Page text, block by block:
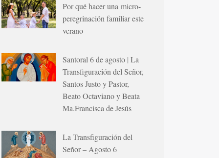
Por qué hacer una micro-
peregrinación familiar este
verano
Santoral 6 de agosto | La
Transfiguración del Señor,
Santos Justo y Pastor,
Beato Octaviano y Beata
Ma.Francisca de Jesús
La Transfiguración del
Señor – Agosto 6